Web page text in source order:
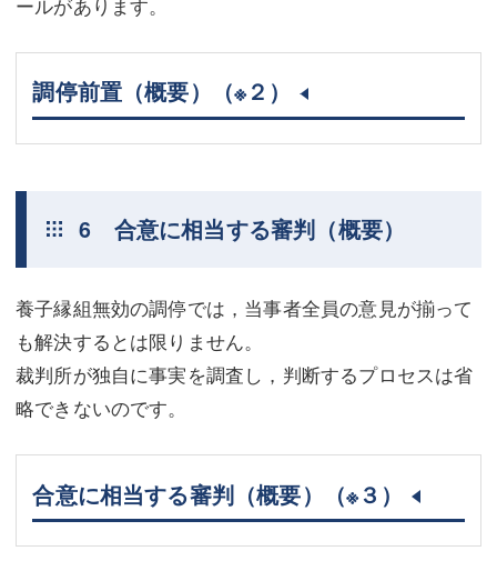
調停前置（概要） （※２）
6 合意に相当する審判（概要）
養子縁組無効の調停では，当事者全員の意見が揃って
も解決するとは限りません。
裁判所が独自に事実を調査し，判断するプロセスは省
略できないのです。
合意に相当する審判（概要） （※３）